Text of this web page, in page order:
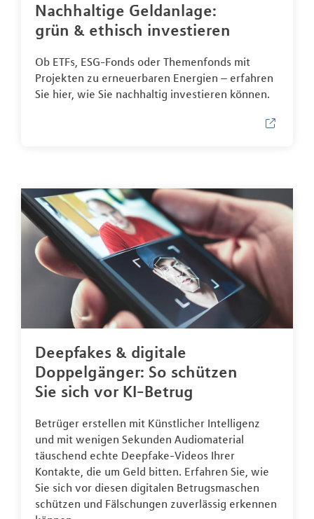
Nachhaltige Geldanlage:
grün & ethisch investieren
Ob ETFs, ESG-Fonds oder Themenfonds mit
Projekten zu erneuerbaren Energien – erfahren
Sie hier, wie Sie nachhaltig investieren können.
Deepfakes & digitale
Doppelgänger: So schützen
Sie sich vor KI-Betrug
Betrüger erstellen mit Künstlicher Intelligenz
und mit wenigen Sekunden Audiomaterial
täuschend echte Deepfake-Videos Ihrer
Kontakte, die um Geld bitten. Erfahren Sie, wie
Sie sich vor diesen digitalen Betrugsmaschen
schützen und Fälschungen zuverlässig erkennen